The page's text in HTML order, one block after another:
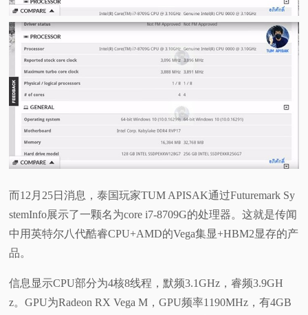
而12月25日消息，泰国玩家TUM APISAK通过Futuremark Sy
stemInfo展示了一颗名为core i7-8709G的处理器。这就是传闻
中用英特尔八代酷睿CPU+AMD的Vega集显+HBM2显存的产
品。
信息显示CPU部分为4核8线程，默频3.1GHz，睿频3.9GH
z。GPU为Radeon RX Vega M，GPU频率1190MHz，有4GB